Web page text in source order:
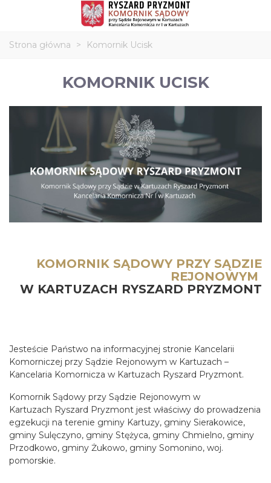
Strona główna > Komornik Ucisk
KOMORNIK UCISK
KOMORNIK SĄDOWY PRZY SĄDZIE
REJONOWYM
W KARTUZACH RYSZARD PRYZMONT
Jesteście Państwo na informacyjnej stronie Kancelarii
Komorniczej przy Sądzie Rejonowym w Kartuzach –
Kancelaria Komornicza w Kartuzach Ryszard Pryzmont.
Komornik Sądowy przy Sądzie Rejonowym w
Kartuzach Ryszard Pryzmont jest właściwy do prowadzenia
egzekucji na terenie gminy Kartuzy, gminy Sierakowice,
gminy Sulęczyno, gminy Stężyca, gminy Chmielno, gminy
Przodkowo, gminy Żukowo, gminy Somonino, woj.
pomorskie.